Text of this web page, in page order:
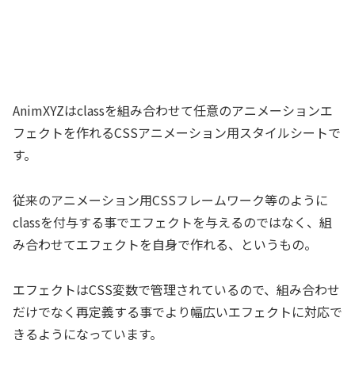
AnimXYZはclassを組み合わせて任意のアニメーションエ
フェクトを作れるCSSアニメーション用スタイルシートで
す。
従来のアニメーション用CSSフレームワーク等のように
classを付与する事でエフェクトを与えるのではなく、組
み合わせてエフェクトを自身で作れる、というもの。
エフェクトはCSS変数で管理されているので、組み合わせ
だけでなく再定義する事でより幅広いエフェクトに対応で
きるようになっています。